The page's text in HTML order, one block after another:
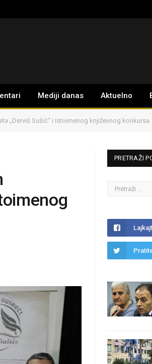
Mediji danas Aktuelno
„Derviš Sušić“ i istoimenog književnog konkursa
PRETRAŽI